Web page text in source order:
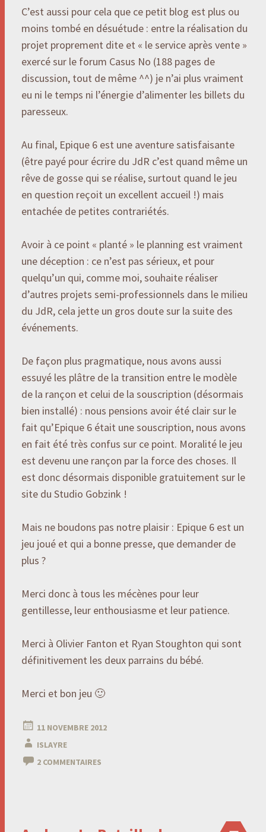
C’est aussi pour cela que ce petit blog est plus ou
moins tombé en désuétude : entre la réalisation du
projet proprement dite et « le service après vente »
exercé sur le forum Casus No (188 pages de
discussion, tout de même ^^) je n’ai plus vraiment
eu ni le temps ni l’énergie d’alimenter les billets du
paresseux.
Au final, Epique 6 est une aventure satisfaisante
(être payé pour écrire du JdR c’est quand même un
rêve de gosse qui se réalise, surtout quand le jeu
en question reçoit un excellent accueil !) mais
entachée de petites contrariétés.
Avoir à ce point « planté » le planning est vraiment
une déception : ce n’est pas sérieux, et pour
quelqu’un qui, comme moi, souhaite réaliser
d’autres projets semi-professionnels dans le milieu
du JdR, cela jette un gros doute sur la suite des
événements.
De façon plus pragmatique, nous avons aussi
essuyé les plâtre de la transition entre le modèle
de la rançon et celui de la souscription (désormais
bien installé) : nous pensions avoir été clair sur le
fait qu’Epique 6 était une souscription, nous avons
en fait été très confus sur ce point. Moralité le jeu
est devenu une rançon par la force des choses. Il
est donc désormais disponible gratuitement sur le
site du Studio Gobzink !
Mais ne boudons pas notre plaisir : Epique 6 est un
jeu joué et qui a bonne presse, que demander de
plus ?
Merci donc à tous les mécènes pour leur
gentillesse, leur enthousiasme et leur patience.
Merci à Olivier Fanton et Ryan Stoughton qui sont
définitivement les deux parrains du bébé.
Merci et bon jeu 🙂
11 NOVEMBRE 2012
ISLAYRE
2 COMMENTAIRES